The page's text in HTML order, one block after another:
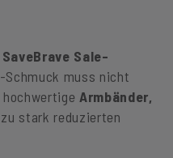
Sale-
muss nicht
Armbänder,
zu stark reduzierten